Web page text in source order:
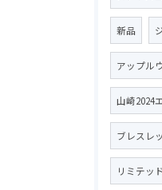
新品
アップル
山崎2024
ブレスレ
リミテッ